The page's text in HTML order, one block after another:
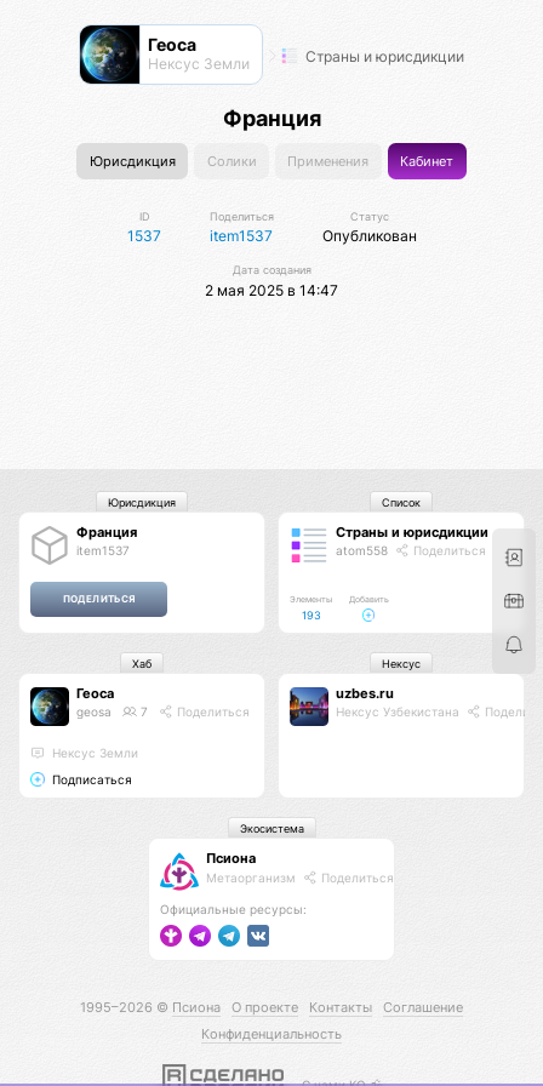
Геоса
Нексус Земли Страны и юрисдикции
Франция
Юрисдикция Солики Применения Кабинет
ID
1537
Поделиться
item1537
Статус
Опубликован
Дата создания
2 мая 2025 в 14:47
Франция
item1537
Юрисдикция
Страны и юрисдикции
atom558 Поделиться
Элементы
193
Добавить
Список
Геоса
geosa 7 Поделиться
Нексус Земли
Подписаться
Хаб
uzbes.ru
Нексус Узбекистана
Нексус
Псиона
Метаорганизм Поделиться
Официальные ресурсы:
Экосистема
1995–2026 © Псиона О проекте Контакты
Соглашение
Конфиденциальность